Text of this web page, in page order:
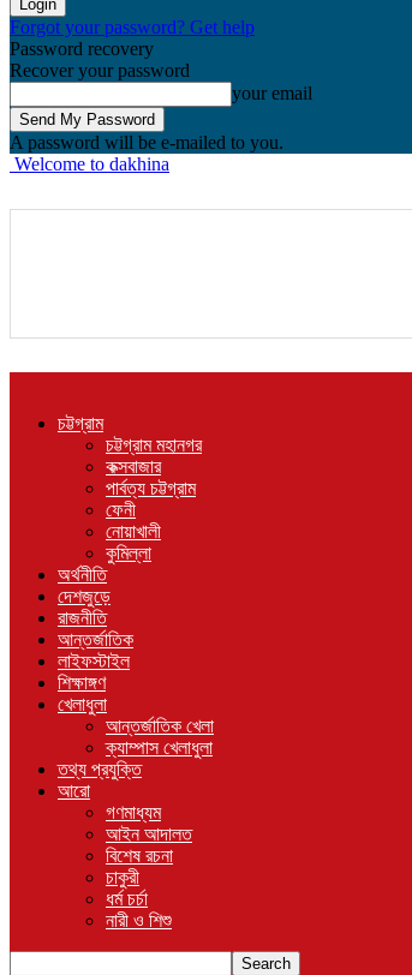
Forgot your password? Get help
Password recovery
Recover your password
your email
A password will be e-mailed to you.
Welcome to dakhina
চট্টগ্রাম
চট্টগ্রাম মহানগর
কক্সবাজার
পার্বত্য চট্টগ্রাম
ফেনী
নোয়াখালী
কুমিল্লা
অর্থনীতি
দেশজুড়ে
রাজনীতি
আন্তর্জাতিক
লাইফস্টাইল
শিক্ষাঙ্গণ
খেলাধুলা
আন্তর্জাতিক খেলা
ক্যাম্পাস খেলাধুলা
তথ্য প্রযুক্তি
আরো
গণমাধ্যম
আইন আদালত
বিশেষ রচনা
চাকুরী
ধর্ম চর্চা
নারী ও শিশু